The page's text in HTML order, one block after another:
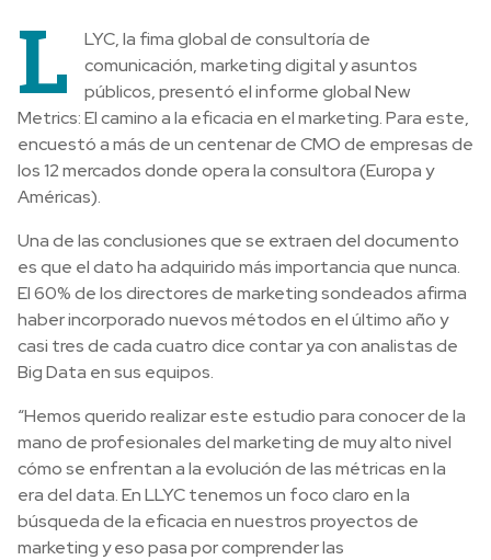
L
LYC, la fima global de consultoría de
comunicación, marketing digital y asuntos
públicos, presentó el informe global New
Metrics: El camino a la eficacia en el marketing. Para este,
encuestó a más de un centenar de CMO de empresas de
los 12 mercados donde opera la consultora (Europa y
Américas).
Una de las conclusiones que se extraen del documento
es que el dato ha adquirido más importancia que nunca.
El 60% de los directores de marketing sondeados afirma
haber incorporado nuevos métodos en el último año y
casi tres de cada cuatro dice contar ya con analistas de
Big Data en sus equipos.
“Hemos querido realizar este estudio para conocer de la
mano de profesionales del marketing de muy alto nivel
cómo se enfrentan a la evolución de las métricas en la
era del data. En LLYC tenemos un foco claro en la
búsqueda de la eficacia en nuestros proyectos de
marketing y eso pasa por comprender las